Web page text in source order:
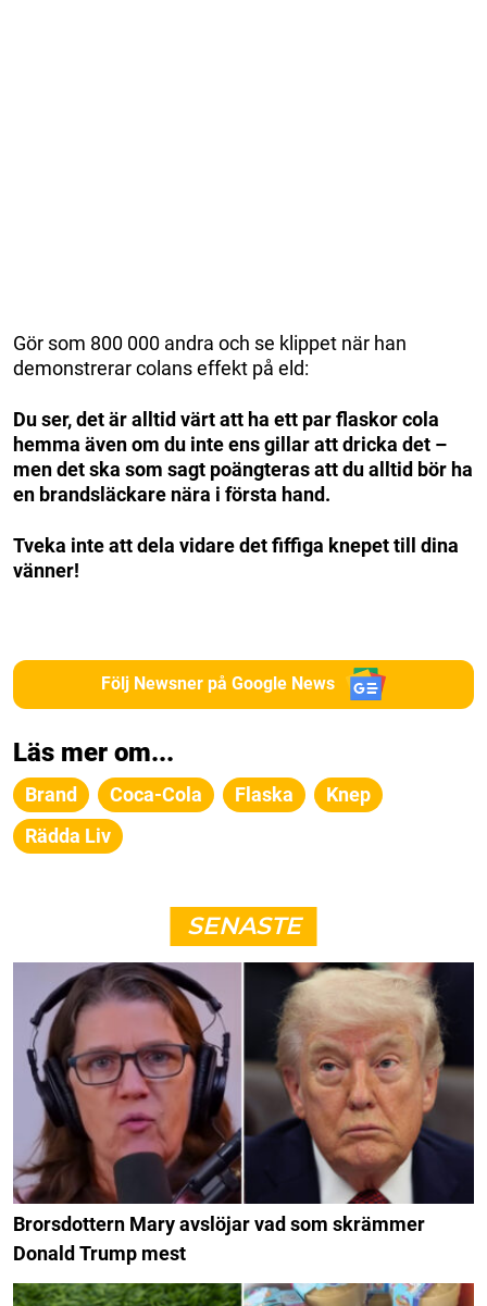
Gör som 800 000 andra och se klippet när han
demonstrerar colans effekt på eld:
Du ser, det är alltid värt att ha ett par flaskor cola
hemma även om du inte ens gillar att dricka det –
men det ska som sagt poängteras att du alltid bör ha
en brandsläckare nära i första hand.
Tveka inte att dela vidare det fiffiga knepet till dina
vänner!
Följ Newsner på Google News
Läs mer om...
Brand Coca-Cola Flaska
Knep
Rädda Liv
SENASTE
Brorsdottern Mary avslöjar vad som skrämmer
Donald Trump mest